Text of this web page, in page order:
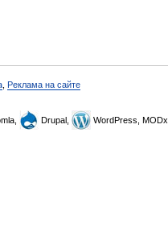
Реклама на сайте
Drupal, WordPress, MODx.